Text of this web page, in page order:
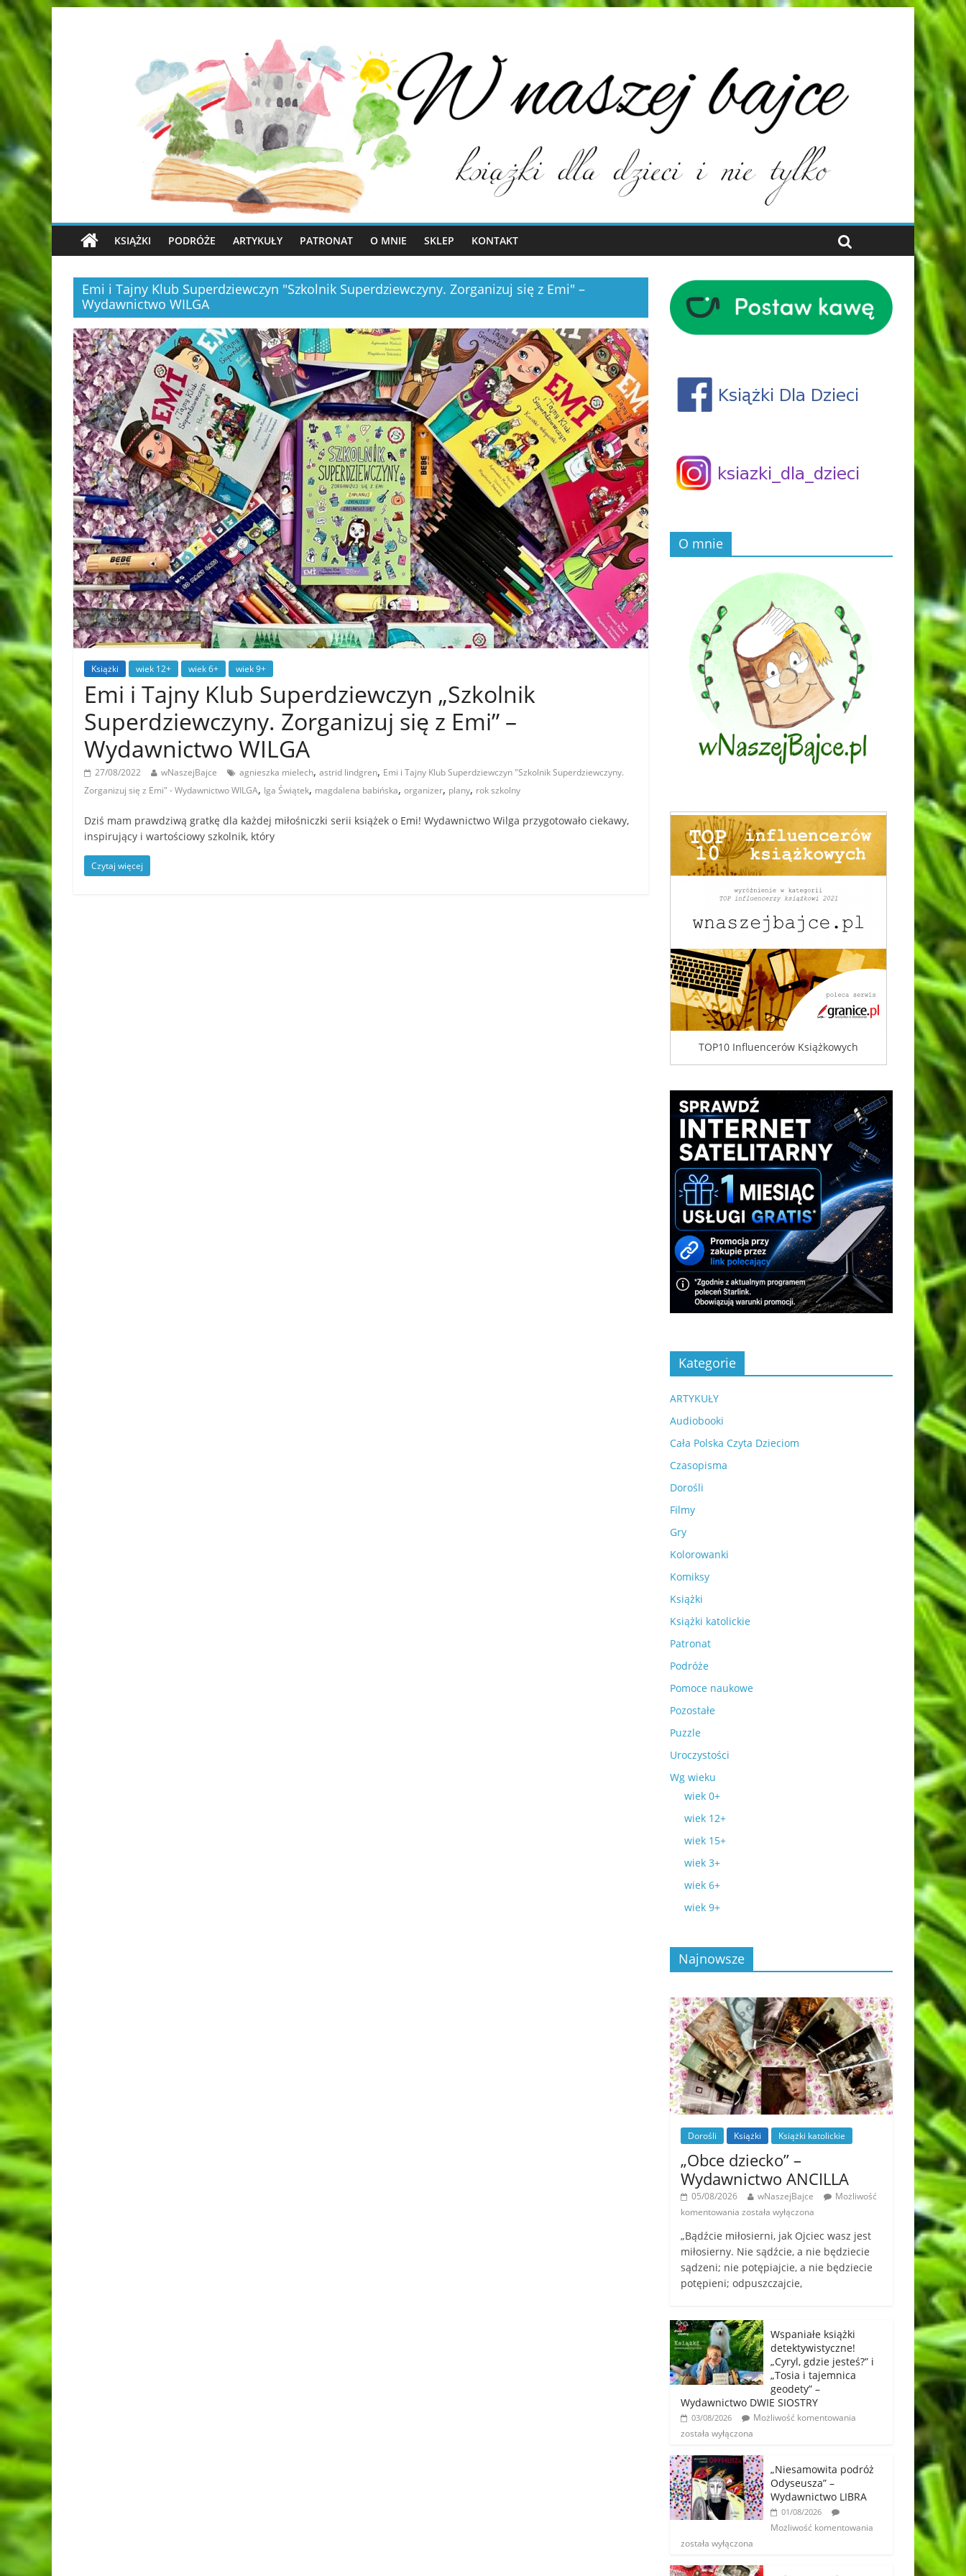
KSIĄŻKI PODRÓŻE ARTYKUŁY PATRONAT O MNIE SKLEP KONTAKT
Emi i Tajny Klub Superdziewczyn "Szkolnik Superdziewczyny. Zorganizuj się z Emi" –
Wydawnictwo WILGA
Książki wiek 12+ wiek 6+ wiek 9+
Emi i Tajny Klub Superdziewczyn „Szkolnik
Superdziewczyny. Zorganizuj się z Emi” –
Wydawnictwo WILGA
27/08/2022 wNaszejBajce agnieszka mielech, astrid lindgren, Emi i Tajny Klub Superdziewczyn "Szkolnik Superdziewczyny.
Zorganizuj się z Emi" - Wydawnictwo WILGA, Iga Świątek, magdalena babińska, organizer, plany, rok szkolny
Dziś mam prawdziwą gratkę dla każdej miłośniczki serii książek o Emi! Wydawnictwo Wilga przygotowało ciekawy,
inspirujący i wartościowy szkolnik, który
Czytaj więcej
O mnie
TOP10 Influencerów Książkowych
Kategorie
ARTYKUŁY
Audiobooki
Cała Polska Czyta Dzieciom
Czasopisma
Dorośli
Filmy
Gry
Kolorowanki
Komiksy
Książki
Książki katolickie
Patronat
Podróże
Pomoce naukowe
Pozostałe
Puzzle
Uroczystości
Wg wieku
wiek 0+
wiek 12+
wiek 15+
wiek 3+
wiek 6+
wiek 9+
Najnowsze
Dorośli Książki Książki katolickie
„Obce dziecko” –
Wydawnictwo ANCILLA
05/08/2026 wNaszejBajce
Możliwość
komentowania została wyłączona
„Bądźcie miłosierni, jak Ojciec wasz jest
miłosierny. Nie sądźcie, a nie będziecie
sądzeni; nie potępiajcie, a nie będziecie
potępieni; odpuszczajcie,
Wspaniałe książki
detektywistyczne!
„Cyryl, gdzie jesteś?” i
„Tosia i tajemnica
geodety” –
Wydawnictwo DWIE SIOSTRY
03/08/2026
Możliwość komentowania
została wyłączona
„Niesamowita podróż
Odyseusza” –
Wydawnictwo LIBRA
01/08/2026
Możliwość komentowania
została wyłączona